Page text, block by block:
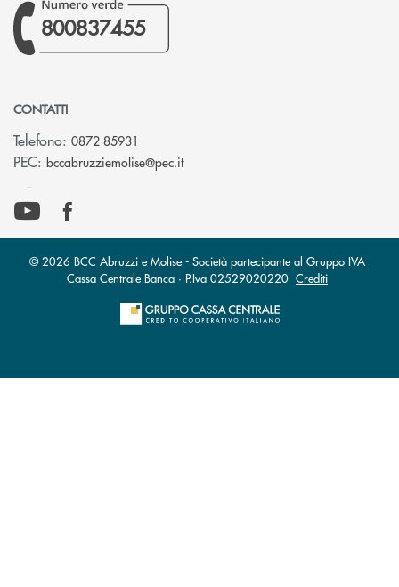
800837455
CONTATTI
Telefono: 0872 85931
PEC: bccabruzziemolise@pec.it(si apre l’app di posta elettronica)
© 2026 BCC Abruzzi e Molise - Società partecipante al Gruppo IVA
Cassa Centrale Banca · P.Iva 02529020220 Crediti